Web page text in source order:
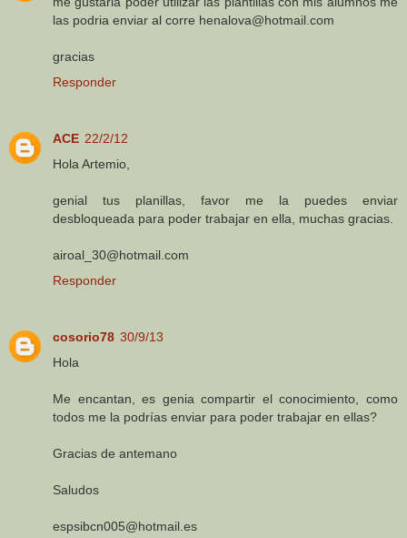
las podria enviar al corre henalova@hotmail.com
gracias
Responder
ACE 22/2/12
Hola Artemio,
genial tus planillas, favor me la puedes enviar
desbloqueada para poder trabajar en ella, muchas gracias.
airoal_30@hotmail.com
Responder
cosorio78 30/9/13
Hola
Me encantan, es genia compartir el conocimiento, como
todos me la podrías enviar para poder trabajar en ellas?
Gracias de antemano
Saludos
espsibcn005@hotmail.es